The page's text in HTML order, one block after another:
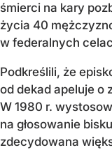
śmierci na kary
życia 40
w federalnych
Podkreślili, że
od dekad apeluje o
W 1980 r.
na głosowanie
zdecydowana